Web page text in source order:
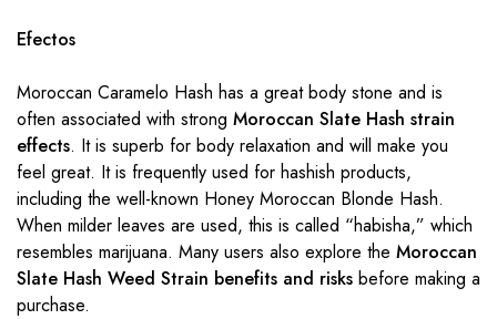
Efectos
Moroccan Caramelo Hash has a great body stone and is
often associated with strong Moroccan Slate Hash strain
effects. It is superb for body relaxation and will make you
feel great. It is frequently used for hashish products,
including the well-known Honey Moroccan Blonde Hash.
When milder leaves are used, this is called “habisha,” which
resembles marijuana. Many users also explore the Moroccan
Slate Hash Weed Strain benefits and risks before making a
purchase.